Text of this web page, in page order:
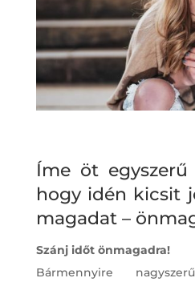
Íme öt egyszerű
hogy idén kicsit
magadat –
Szánj időt önmagadra!
Bármennyire